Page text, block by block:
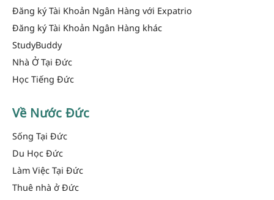
Đăng ký Tài Khoản Ngân Hàng với Expatrio
Đăng ký Tài Khoản Ngân Hàng khác
StudyBuddy
Nhà Ở Tại Đức
Học Tiếng Đức
Về Nước Đức
Sống Tại Đức
Du Học Đức
Làm Việc Tại Đức
Thuê nhà ở Đức